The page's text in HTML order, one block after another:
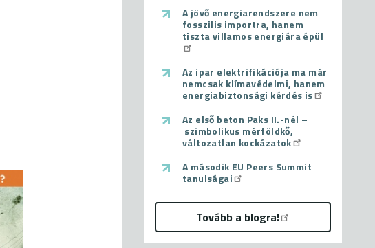
A jövő energiarendszere nem
fosszilis importra, hanem
tiszta villamos energiára épül
Az ipar elektrifikációja ma már
nemcsak klímavédelmi, hanem
energiabiztonsági kérdés is
Az első beton Paks II.-nél –
szimbolikus mérföldkő,
változatlan kockázatok
A második EU Peers Summit
tanulságai
Tovább a blogra!